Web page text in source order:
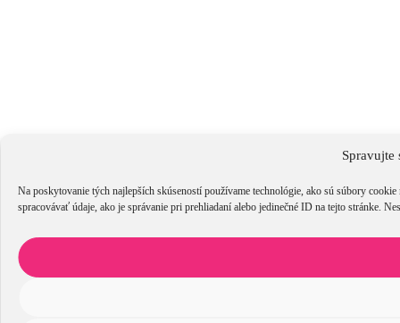
Spravujte
Na poskytovanie tých najlepších skúseností používame technológie, ako sú súbory
spracovávať údaje, ako je správanie pri prehliadaní alebo jedinečné ID na tejto stránke.